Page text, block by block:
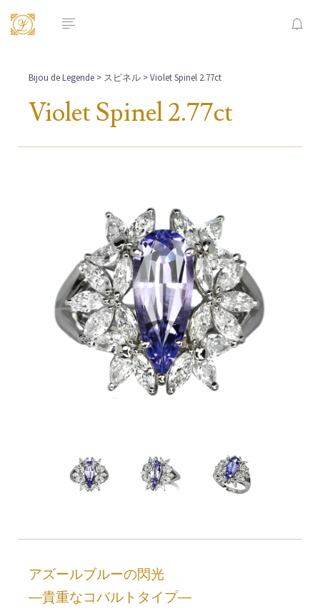
Bijou de Legende > スピネル > Violet Spinel 2.77ct
Violet Spinel 2.77ct
アズールブルーの閃光
―貴重なコバルトタイプ―